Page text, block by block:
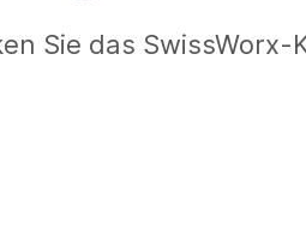
Sie das SwissWorx-